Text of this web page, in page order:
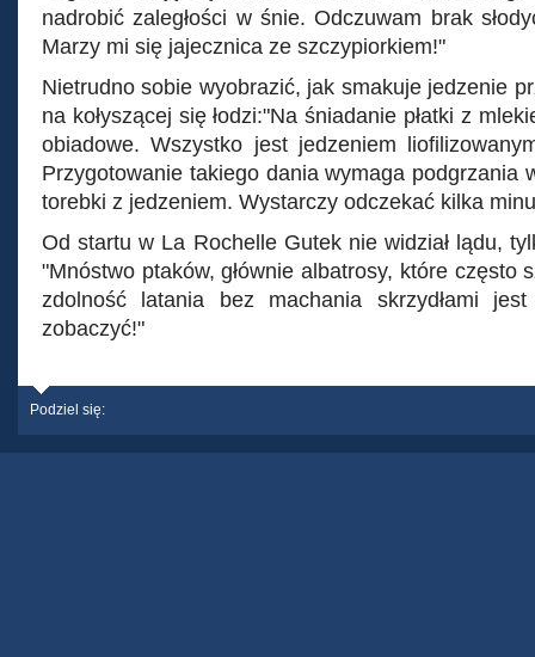
nadrobić zaległości w śnie. Odczuwam brak
Marzy mi się jajecznica ze szczypiorkiem!"
Nietrudno sobie wyobrazić, jak smakuje jedzenie
na kołyszącej się łodzi:"Na śniadanie płatki z
obiadowe. Wszystko jest jedzeniem
Przygotowanie takiego dania wymaga podgrzania
torebki z jedzeniem. Wystarczy odczekać kilka
Od startu w La Rochelle Gutek nie widział lądu,
"Mnóstwo ptaków, głównie albatrosy, które często
zdolność latania bez machania skrzydłami
zobaczyć!"
Podziel się: